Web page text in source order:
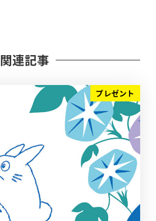
関連記事
プレゼント